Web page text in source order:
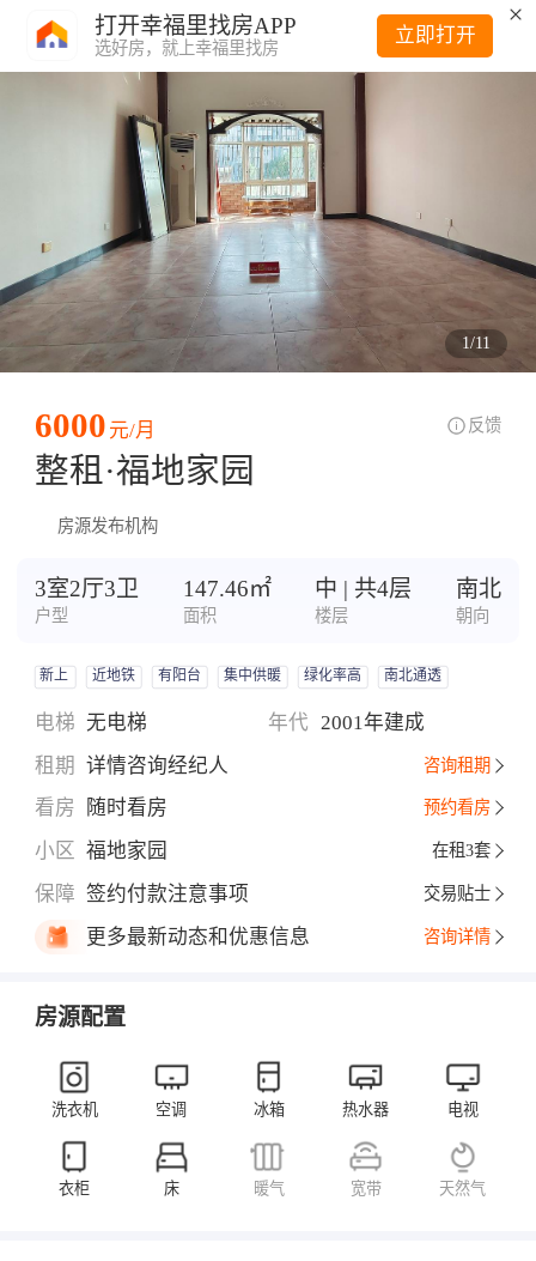
打开幸福里找房APP
选好房，就上幸福里找房
立即打开
1/11
6000 元/月 反馈
整租·福地家园
房源发布机构
3室2厅3卫
户型
147.46㎡
面积
中 | 共4层
楼层
南北
朝向
新上 近地铁 有阳台 集中供暖 绿化率高 南北通透
电梯 无电梯 年代 2001年建成
租期 详情咨询经纪人 咨询租期
看房 随时看房 预约看房
小区 福地家园 在租3套
保障 签约付款注意事项 交易贴士
更多最新动态和优惠信息 咨询详情
房源配置
洗衣机 空调 冰箱 热水器 电视
衣柜 床 暖气 宽带 天然气